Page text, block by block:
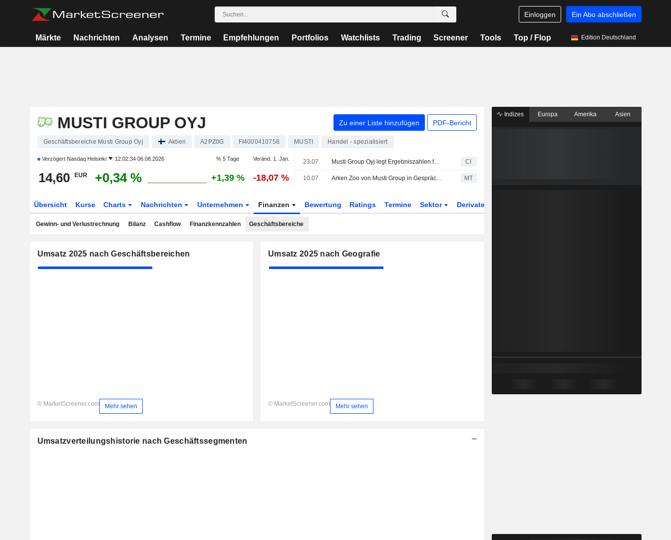
Einloggen Ein Abo abschließen
Märkte Nachrichten Analysen Termine Empfehlungen Portfolios Watchlists Trading Screener Tools Top / Flop Edition Deutschland
MUSTI GROUP OYJ Zu einer Liste hinzufügen PDF-Bericht
Geschäftsbereiche Musti Group Oyj Aktien A2PZ0G FI4000410758 MUSTI Handel - spezialisiert
Verzögert Nasdaq Helsinki 12:02:34 06.08.2026 % 5 Tage Veränd. 1. Jan.
14,60 EUR +0,34 % +1,39 % -18,07 %
23.07. Musti Group Oyj legt Ergebniszahlen für das zweite Quartal und das erste Halbjahr bis zum 30. Juni 2026 vor CI
10.07. Arken Zoo von Musti Group in Gesprächen über langfristige Zusammenarbeit im Heimtierhandel mit ICA MT
Übersicht Kurse Charts Nachrichten Unternehmen Finanzen Bewertung Ratings Termine Sektor Derivate
Gewinn- und Verlustrechnung Bilanz Cashflow Finanzkennzahlen Geschäftsbereiche
Umsatz 2025 nach Geschäftsbereichen
© MarketScreener.com Mehr sehen
Umsatz 2025 nach Geografie
© MarketScreener.com Mehr sehen
Umsatzverteilungshistorie nach Geschäftssegmenten
Indizes Europa Amerika Asien